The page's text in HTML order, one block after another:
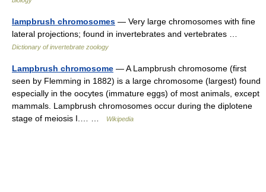
lampbrush chromosomes — Very large chromosomes with fine
lateral projections; found in invertebrates and vertebrates …
Dictionary of invertebrate zoology
Lampbrush chromosome — A Lampbrush chromosome (first
seen by Flemming in 1882) is a large chromosome (largest) found
especially in the oocytes (immature eggs) of most animals, except
mammals. Lampbrush chromosomes occur during the diplotene
stage of meiosis I.… …
Wikipedia